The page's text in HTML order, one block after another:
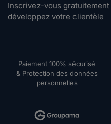
Inscrivez-vous
développez votre clientèle
Paiement 100% sécurisé
& Protection des données
personnelles